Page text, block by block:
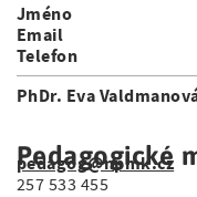
Jméno
Email
Telefon
pedagog@npmk.cz
257 533 455
PhDr. Eva
Pedagogické